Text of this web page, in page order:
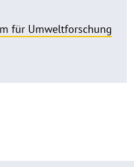
für Umweltforschung